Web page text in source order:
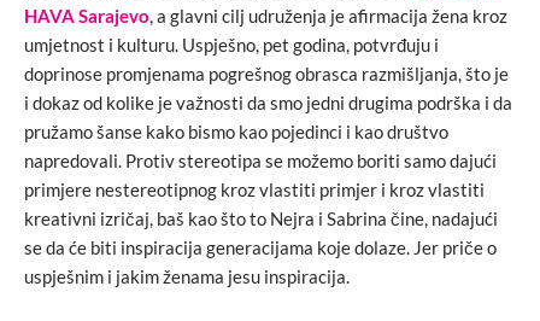
HAVA Sarajevo, a glavni cilj udruženja je afirmacija žena kroz
umjetnost i kulturu. Uspješno, pet godina, potvrđuju i
doprinose promjenama pogrešnog obrasca razmišljanja, što je
i dokaz od kolike je važnosti da smo jedni drugima podrška i da
pružamo šanse kako bismo kao pojedinci i kao društvo
napredovali. Protiv stereotipa se možemo boriti samo dajući
primjere nestereotipnog kroz vlastiti primjer i kroz vlastiti
kreativni izričaj, baš kao što to Nejra i Sabrina čine, nadajući
se da će biti inspiracija generacijama koje dolaze. Jer priče o
uspješnim i jakim ženama jesu inspiracija.